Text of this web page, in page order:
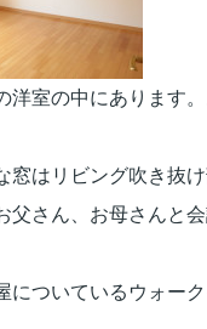
洋室の中にあります。
窓はリビング吹き抜
父さん、お母さんと
についているウォー